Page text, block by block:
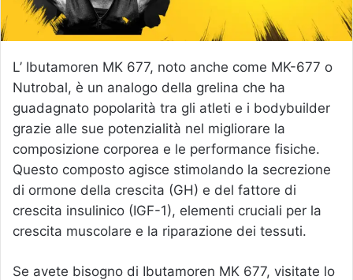
L’ Ibutamoren MK 677, noto anche come MK-677 o
Nutrobal, è un analogo della grelina che ha
guadagnato popolarità tra gli atleti e i bodybuilder
grazie alle sue potenzialità nel migliorare la
composizione corporea e le performance fisiche.
Questo composto agisce stimolando la secrezione
di ormone della crescita (GH) e del fattore di
crescita insulinico (IGF-1), elementi cruciali per la
crescita muscolare e la riparazione dei tessuti.
Se avete bisogno di Ibutamoren MK 677, visitate lo